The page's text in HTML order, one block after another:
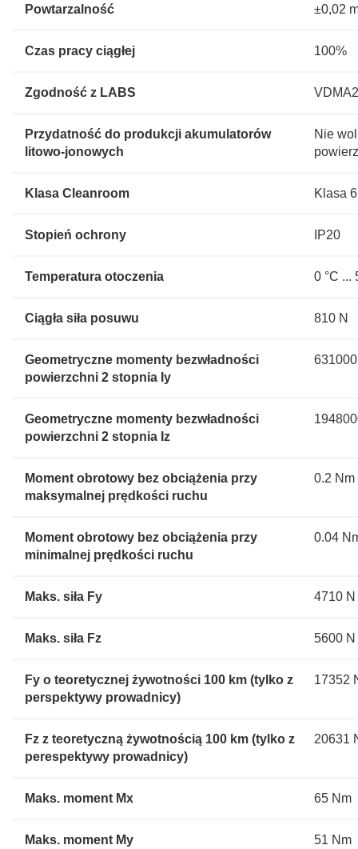
Powtarzalność ±0,02
Czas pracy ciągłej 100%
Zgodność z LABS
Przydatność do produkcji akumulatorów
litowo-jonowych
Nie
Klasa Cleanroom Klasa
Stopień ochrony IP20
Temperatura otoczenia 0 °C ...
Ciągła siła posuwu 810 N
Geometryczne momenty bezwładności
powierzchni 2 stopnia Iy
Geometryczne momenty bezwładności
powierzchni 2 stopnia Iz
Moment obrotowy bez obciążenia przy
maksymalnej prędkości ruchu
0.2 Nm
Moment obrotowy bez obciążenia przy
minimalnej prędkości ruchu
0.04
Maks. siła Fy 4710 N
Maks. siła Fz 5600 N
Fy o teoretycznej żywotności 100 km (tylko z
perspektywy prowadnicy)
17352
Fz z teoretyczną żywotnością 100 km (tylko z
perespektywy prowadnicy)
20631
Maks. moment Mx 65 Nm
Maks. moment My 51 Nm